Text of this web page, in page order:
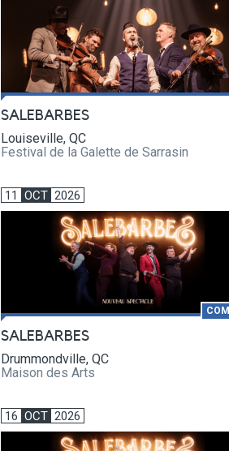
SALEBARBES
Louiseville, QC
Festival de la Galette de Sarrasin
11 OCT 2026
SALEBARBES
Drummondville, QC
Maison des Arts
16 OCT 2026